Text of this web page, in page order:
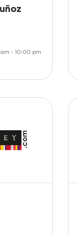
- 10:00 pm